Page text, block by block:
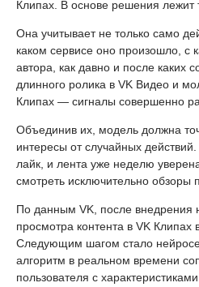
Клипах. В основе решения
Она учитывает не только само
каком сервисе оно произошло, с
автора, как давно и после каких
длинного ролика в VK Видео и
Клипах — сигналы совершенно
Объединив их, модель должна
интересы от случайных
лайк, и лента уже неделю
смотреть исключительно обзоры
По данным VK, после внедрения
просмотра контента в VK Клипах
Следующим шагом стало
алгоритм в реальном времени
пользователя с